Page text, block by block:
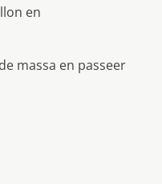
en
massa en passeer